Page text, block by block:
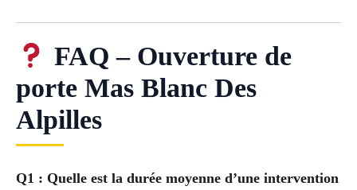
FAQ – Ouverture de
porte Mas Blanc Des
Alpilles
Q1 : Quelle est la durée moyenne d’une intervention